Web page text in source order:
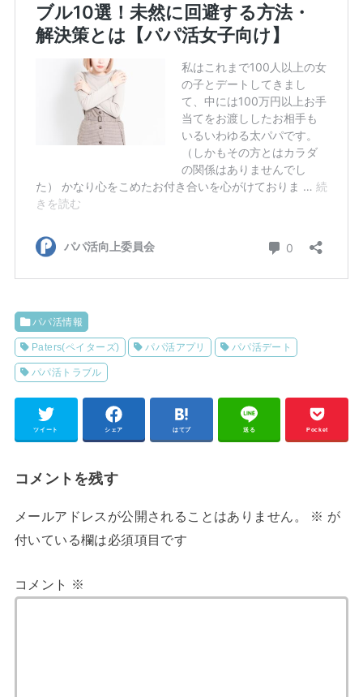
パパ活情報
Paters(ペイターズ) パパ活アプリ パパ活デート
パパ活トラブル
ツイート シェア はてブ 送る Pocket
コメントを残す
メールアドレスが公開されることはありません。 ※ が
付いている欄は必須項目です
コメント ※